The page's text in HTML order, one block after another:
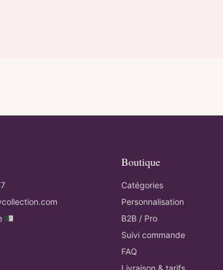
🇩🇿
Boutique
Catégories
Personnalisation
B2B / Pro
Suivi commande
FAQ
Livraison & tarifs